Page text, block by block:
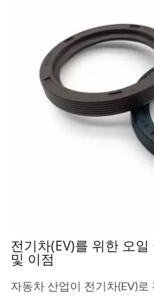
전기차(EV)를 위한 오
및 이점
자동차 산업이 전기차(EV)